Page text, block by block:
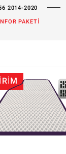
2014-2020
PAKETİ